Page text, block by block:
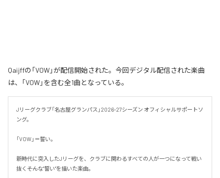
Qaijffの「VOW」が配信開始された。今回デジタル配信された楽曲
は、「VOW」を含む全1曲となっている。
Jリーグクラブ「名古屋グランパス」2026-27シーズン オフィシャルサポートソ
ング。
「VOW」＝誓い。
新時代に突入したJリーグを、クラブに関わるすべての人が一つになって戦い
抜く――そんな"誓い"を描いた楽曲。